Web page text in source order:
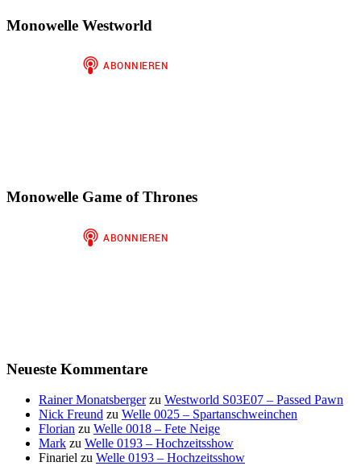
Monowelle Westworld
Monowelle Game of Thrones
Neueste Kommentare
Rainer Monatsbergerzu Westworld S03E07 – Passed Pawn
Nick Freund zu Welle 0025 – Spartanschweinchen
Florian zu Welle 0018 – Fete Neige
Mark zu Welle 0193 – Hochzeitsshow
Finariel zu Welle 0193 – Hochzeitsshow